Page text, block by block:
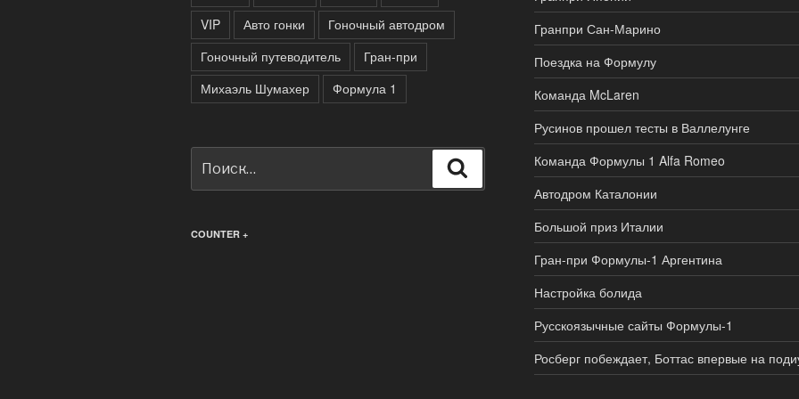
VIP
Авто гонки
Гоночный автодром
Гоночный путеводитель
Гран-при
Михаэль Шумахер
Формула 1
COUNTER +
Гранпри Сан-Марино
Поездка на Формулу
Команда McLaren
Русинов прошел тесты в Валлелунге
Команда Формулы 1 Alfa Romeo
Автодром Каталонии
Большой приз Италии
Гран-при Формулы-1 Аргентина
Настройка болида
Русскоязычные сайты Формулы-1
Росберг побеждает, Боттас впервые на